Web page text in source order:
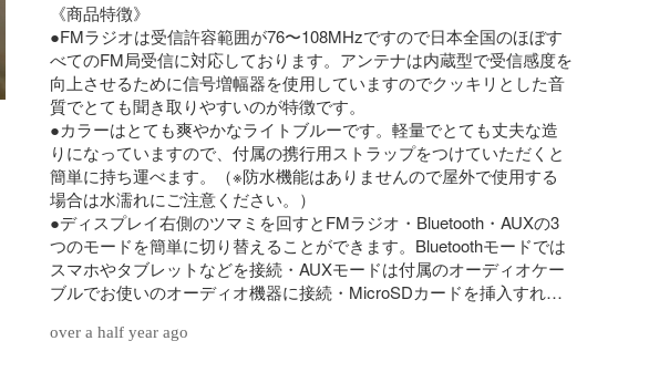
《商品特徴》
●FMラジオは受信許容範囲が76〜108MHzですので日本全国のほぼす
べてのFM局受信に対応しております。アンテナは内蔵型で受信感度を
向上させるために信号増幅器を使用していますのでクッキリとした音
質でとても聞き取りやすいのが特徴です。
●カラーはとても爽やかなライトブルーです。軽量でとても丈夫な造
りになっていますので、付属の携行用ストラップをつけていただくと
簡単に持ち運べます。（※防水機能はありませんので屋外で使用する
場合は水濡れにご注意ください。）
●ディスプレイ右側のツマミを回すとFMラジオ・Bluetooth・AUXの3
つのモードを簡単に切り替えることができます。Bluetoothモードでは
スマホやタブレットなどを接続・AUXモードは付属のオーディオケー
ブルでお使いのオーディオ機器に接続・MicroSDカードを挿入すれば
●6Wアンプを搭載していますので、室内で静寂な音楽を聴くことはも
over a half year ago